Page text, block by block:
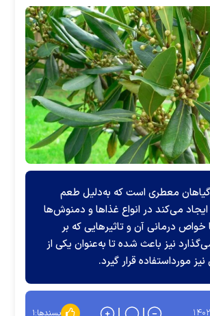
گیاهان معطری است که به‌دلیل طعم
می‌کند در انواع غذا‌ها و دمنوش‌ها
خواص درمانی آن و تاثیر‌هایی که بر
نیز باعث شده تا به‌عنوان یکی از
مورداستفاده قرار گیرد.
۱۷ پسندها:۱